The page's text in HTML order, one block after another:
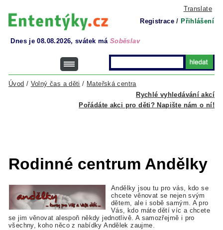
Translate
Registrace / Přihlášení
Dnes je 08.08.2026, svátek má Soběslav
Rychlé vyhledávání akcí
Úvod / Volný čas a děti / Mateřská centra
Pořádáte akci pro děti? Napište nám o ní!
Rodinné centrum Andělky
Andělky jsou tu pro vás, kdo se
chcete věnovat se nejen svým
dětem, ale i sobě samým. A pro
Vás, kdo máte dětí víc a chcete
se jim věnovat alespoň někdy jednotlivě. A samozřejmě i pro
všechny, koho něco z nabídky Andělek zaujme.